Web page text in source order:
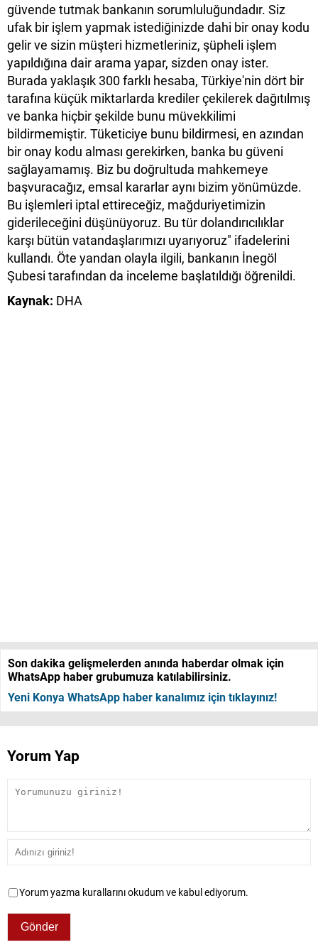
güvende tutmak bankanın sorumluluğundadır. Siz
ufak bir işlem yapmak istediğinizde dahi bir onay kodu
gelir ve sizin müşteri hizmetleriniz, şüpheli işlem
yapıldığına dair arama yapar, sizden onay ister.
Burada yaklaşık 300 farklı hesaba, Türkiye'nin dört bir
tarafına küçük miktarlarda krediler çekilerek dağıtılmış
ve banka hiçbir şekilde bunu müvekkilimi
bildirmemiştir. Tüketiciye bunu bildirmesi, en azından
bir onay kodu alması gerekirken, banka bu güveni
sağlayamamış. Biz bu doğrultuda mahkemeye
başvuracağız, emsal kararlar aynı bizim yönümüzde.
Bu işlemleri iptal ettireceğiz, mağduriyetimizin
giderileceğini düşünüyoruz. Bu tür dolandırıcılıklar
karşı bütün vatandaşlarımızı uyarıyoruz" ifadelerini
kullandı. Öte yandan olayla ilgili, bankanın İnegöl
Şubesi tarafından da inceleme başlatıldığı öğrenildi.
Kaynak: DHA
Son dakika gelişmelerden anında haberdar olmak için
WhatsApp haber grubumuza katılabilirsiniz.
Yeni Konya WhatsApp haber kanalımız için tıklayınız!
Yorum Yap
Yorum yazma kurallarını okudum ve kabul ediyorum.